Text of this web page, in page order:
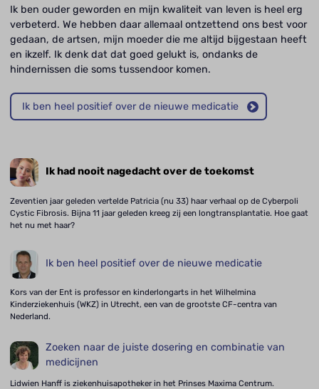
Ik ben ouder geworden en mijn kwaliteit van leven is heel erg
verbeterd. We hebben daar allemaal ontzettend ons best voor
gedaan, de artsen, mijn moeder die me altijd bijgestaan heeft
en ikzelf. Ik denk dat dat goed gelukt is, ondanks de
hindernissen die soms tussendoor komen.
Ik ben heel positief over de nieuwe medicatie
Ik had nooit nagedacht over de toekomst
Zeventien jaar geleden vertelde Patricia (nu 33) haar verhaal op de Cyberpoli
Cystic Fibrosis. Bijna 11 jaar geleden kreeg zij een longtransplantatie. Hoe gaat
het nu met haar?
Ik ben heel positief over de nieuwe medicatie
Kors van der Ent is professor en kinderlongarts in het Wilhelmina
Kinderziekenhuis (WKZ) in Utrecht, een van de grootste CF-centra van
Nederland.
Zoeken naar de juiste dosering en combinatie van
medicijnen
Lidwien Hanff is ziekenhuisapotheker in het Prinses Maxima Centrum.